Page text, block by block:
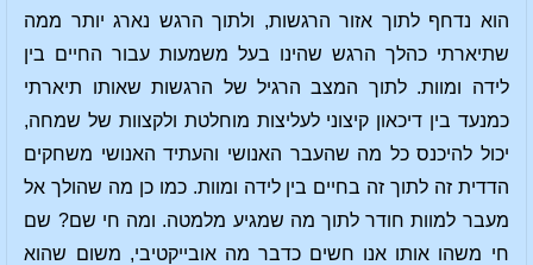
הוא נדחף לתוך אזור הרגשות, ולתוך הרגש נארג יותר ממה
שתיארתי כהלך הרגש שהינו בעל משמעות עבור החיים בין
לידה ומוות. לתוך המצב הרגיל של הרגשות שאותו תיארתי
כמנעד בין דיכאון קיצוני לעליצות מוחלטת ולקצוות של שמחה,
יכול להיכנס כל מה שהעבר האנושי והעתיד האנושי משחקים
הדדית זה לתוך זה בחיים בין לידה ומוות. כמו כן מה שהולך אל
מעבר למוות חודר לתוך מה שמגיע מלמטה. ומה חי שם? שם
חי משהו אותו אנו חשים כדבר מה אובייקטיבי, משום שהוא